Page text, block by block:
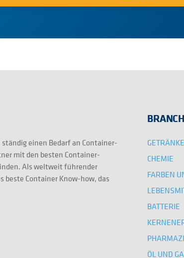
einen Bedarf an Container-
mit den besten Container-
Als weltweit führender
beste Container Know-how, das
GETRÄNKE
CHEMIE
FARBEN
BATTERIE
ÖL UND